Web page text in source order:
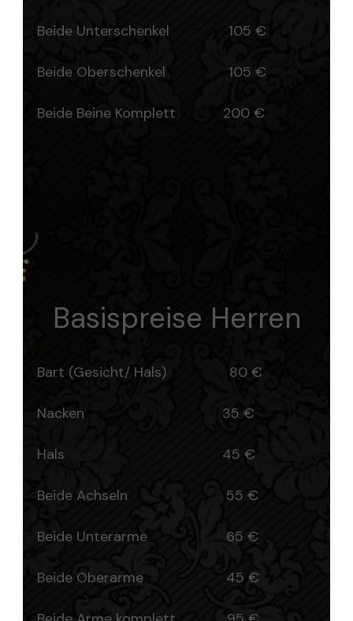
Beide Unterschenkel 105 €
Beide Oberschenkel 105 €
Beide Beine Komplett 200 €
Basispreise Herren
Bart (Gesicht/ Hals) 80 €
Nacken 35 €
Hals 45 €
Beide Achseln 55 €
Beide Unterarme 65 €
Beide Oberarme 45 €